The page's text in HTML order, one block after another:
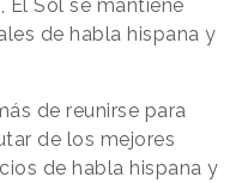
El Sol se mantiene
de habla hispana y
de reunirse para
de los mejores
de habla hispana y